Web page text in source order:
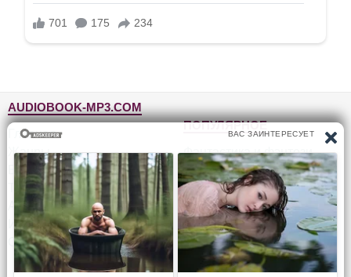
AUDIOBOOK-MP3.COM
Главная
Жанры
Блог
Топ-100
Авторы
Исполнители
Обратная связь
ПОПУЛЯРНОЕ
Фантастика и фэнтези
Детективы, триллеры
Для детей
Роман, проза
Приключения
Юмор, сатира